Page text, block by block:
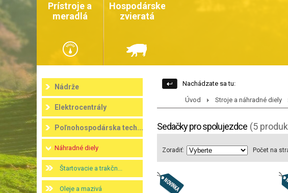
Prístroje a
meradlá
Hospodárske
zvieratá
Nádrže
Elektrocentrály
Poľnohospodárska tech...
Náhradné diely
Štartovacie a trakčn...
Oleje a mazivá
Nachádzate sa tu:
Úvod Stroje a náhradné diely
Sedačky pro spolujezdce (5
Zoradiť: Počet na